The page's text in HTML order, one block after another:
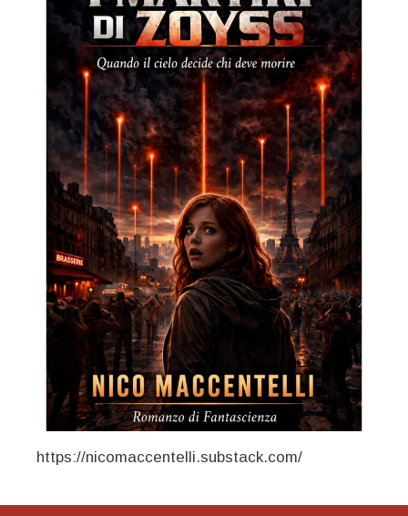
https://nicomaccentelli.substack.com/